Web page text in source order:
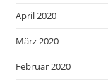
April 2020
März 2020
Februar 2020